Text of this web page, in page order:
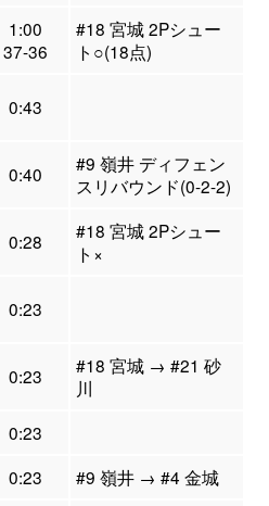
1:00
37-36
#18 宮城 2Pシュー
ト○(18点)
0:43
0:40
#9 嶺井 ディフェン
スリバウンド(0-2-2)
0:28
#18 宮城 2Pシュー
ト×
0:23
0:23
#18 宮城 → #21 砂
川
0:23
0:23
#9 嶺井 → #4 金城